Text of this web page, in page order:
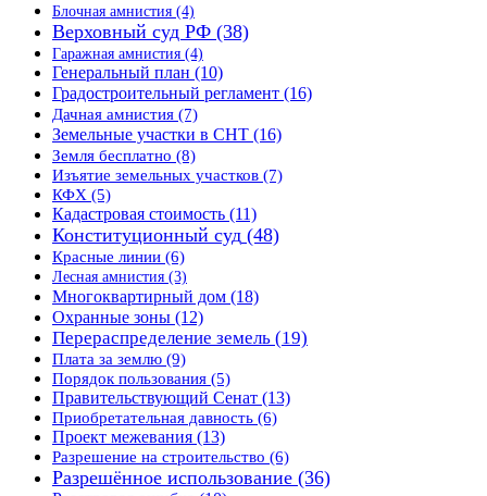
Блочная амнистия (4)
Верховный суд РФ (38)
Гаражная амнистия (4)
Генеральный план (10)
Градостроительный регламент (16)
Дачная амнистия (7)
Земельные участки в СНТ (16)
Земля бесплатно (8)
Изъятие земельных участков (7)
КФХ (5)
Кадастровая стоимость (11)
Конституционный суд (48)
Красные линии (6)
Лесная амнистия (3)
Многоквартирный дом (18)
Охранные зоны (12)
Перераспределение земель (19)
Плата за землю (9)
Порядок пользования (5)
Правительствующий Сенат (13)
Приобретательная давность (6)
Проект межевания (13)
Разрешение на строительство (6)
Разрешённое использование (36)